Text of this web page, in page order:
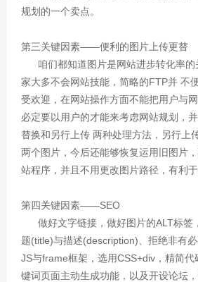
规划的一个卖点。
第三关键因素——便利的图片上传更替
咱们都知道图片是网站进步转化率的
家大多不会网站技能，简略的FTP并 不
受欢迎，在网站操作方面不能把用户与
必定要以用户的才能来考虑网站规划，
替换和另行上传 两种处理方法，另行上
两个图片，今后还能够恢复运用旧图片
站程序，并且不用更改图片路径，有利于
第四关键因素——SEO
做好文字链接，做好图片的ALT标签
题(title)与描述(description)、拒绝非有必
JS与frame框架，选用CSS+div，精简
键词页面主动生成功能，以及开设论坛